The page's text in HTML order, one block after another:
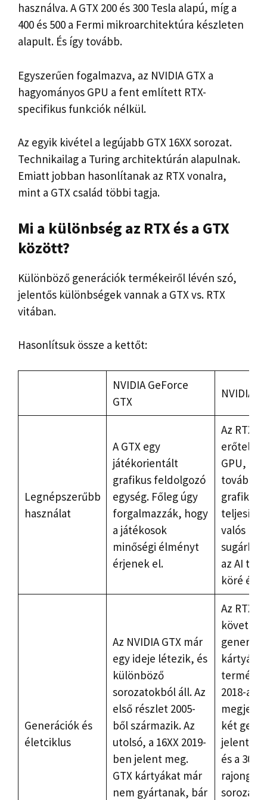
használva. A GTX 200 és 300 Tesla alapú, míg a
400 és 500 a Fermi mikroarchitektúra készleten
alapult. És így tovább.
Egyszerűen fogalmazva, az NVIDIA GTX a
hagyományos GPU a fent említett RTX-
specifikus funkciók nélkül.
Az egyik kivétel a legújabb GTX 16XX sorozat.
Technikailag a Turing architektúrán alapulnak.
Emiatt jobban hasonlítanak az RTX vonalra,
mint a GTX család többi tagja.
Mi a különbség az RTX és a GTX
között?
Különböző generációk termékeiről lévén szó,
jelentős különbségek vannak a GTX vs. RTX
vitában.
Hasonlítsuk össze a kettőt:
NVIDIA GeForce
GTX
NVIDIA
Legnépszerűbb
használat
A GTX egy
játékorientált
grafikus feldolgozó
egység. Főleg úgy
forgalmazzák, hogy
a játékosok
minőségi élményt
érjenek el.
Az RTX
erőteljes
GPU,
grafikus
valós
az AI
köré
Generációk és
életciklus
Az NVIDIA GTX már
egy ideje létezik, és
különböző
sorozatokból áll. Az
első részlet 2005-
ből származik. Az
utolsó, a 16XX 2019-
ben jelent meg.
GTX kártyákat már
nem gyártanak, bár
Az RTX
2018-as
két
jelent
és a
rajongók